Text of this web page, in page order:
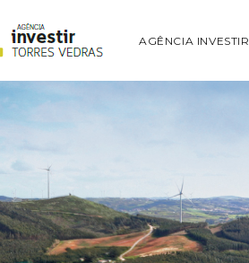
AGÊNCIA INVESTIR